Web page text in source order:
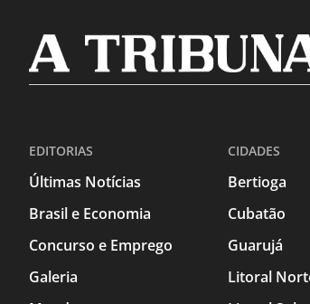
EDITORIAS
Últimas Notícias
Brasil e Economia
Concurso e Emprego
Galeria
CIDADES
Bertioga
Cubatão
Guarujá
Litoral